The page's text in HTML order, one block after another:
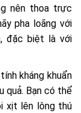
nên thoa trực
pha loãng với
đặc biệt là với
kháng khuẩn
quả. Bạn có thể
xịt lên lông thú